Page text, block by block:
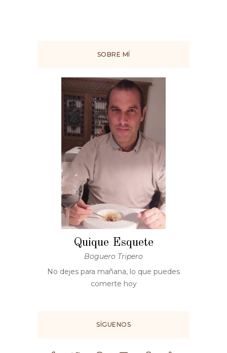
SOBRE MÍ
Quique Esquete
Boguero Tripero
No dejes para mañana, lo que puedes
comerte hoy
SÍGUENOS